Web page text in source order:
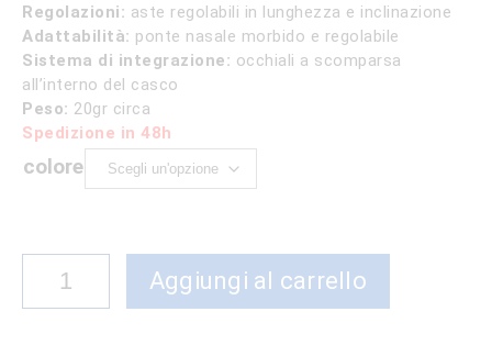
Regolazioni: aste regolabili in lunghezza e inclinazione
Adattabilità: ponte nasale morbido e regolabile
Sistema di integrazione: occhiali a scomparsa
all’interno del casco
Peso: 20gr circa
Spedizione in 48h
colore
Occhiali
Aggiungi al carrello